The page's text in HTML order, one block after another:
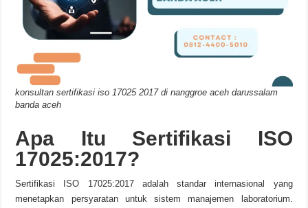
konsultan sertifikasi iso 17025 2017 di nanggroe aceh darussalam
banda aceh
Apa Itu Sertifikasi ISO
17025:2017?
Sertifikasi ISO 17025:2017 adalah standar internasional yang
menetapkan persyaratan untuk sistem manajemen laboratorium.